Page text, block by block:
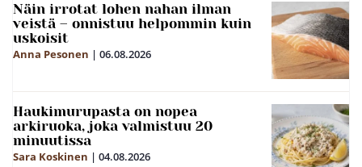
Näin irrotat lohen nahan ilman
veistä – onnistuu helpommin kuin
uskoisit
Anna Pesonen | 06.08.2026
Haukimurupasta on nopea
arkiruoka, joka valmistuu 20
minuutissa
Sara Koskinen | 04.08.2026